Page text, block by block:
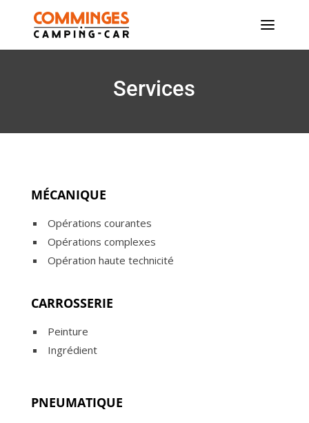
Services
MÉCANIQUE
Opérations courantes
Opérations complexes
Opération haute technicité
CARROSSERIE
Peinture
Ingrédient
PNEUMATIQUE